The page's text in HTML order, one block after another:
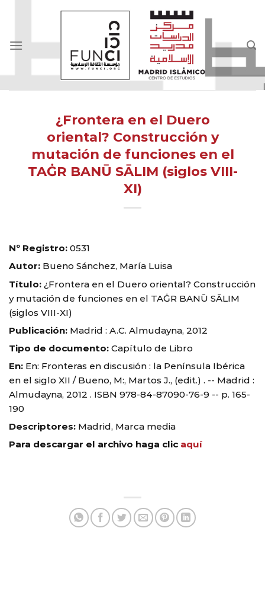
¿Frontera en el Duero
oriental? Construcción y
mutación de funciones en el
TAĠR BANŪ SĀLIM (siglos VIII-
XI)
Nº Registro: 0531
Autor: Bueno Sánchez, María Luisa
Título: ¿Frontera en el Duero oriental? Construcción
y mutación de funciones en el TAĠR BANŪ SĀLIM
(siglos VIII-XI)
Publicación: Madrid : A.C. Almudayna, 2012
Tipo de documento: Capítulo de Libro
En: En: Fronteras en discusión : la Península Ibérica
en el siglo XII / Bueno, M:, Martos J., (edit.) . -- Madrid :
Almudayna, 2012 . ISBN 978-84-87090-76-9 -- p. 165-
190
Descriptores: Madrid, Marca media
Para descargar el archivo haga clic aquí